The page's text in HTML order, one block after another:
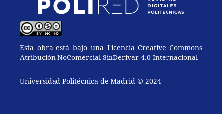
Esta obra está bajo una Licencia Creative Commons
Atribución-NoComercial-SinDerivar 4.0 Internacional
Universidad Politécnica de Madrid © 2024